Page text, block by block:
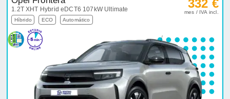
1.2T XHT Hybrid eDCT6 107kW Ultimate
Híbrido ECO Automático
332 €
mes / IVA incl.